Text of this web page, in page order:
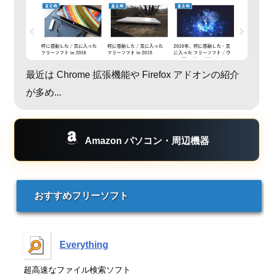
最近は Chrome 拡張機能や Firefox アドオンの紹介
が多め...
Amazon パソコン・周辺機器
おすすめフリーソフト
Everything
超高速なファイル検索ソフト